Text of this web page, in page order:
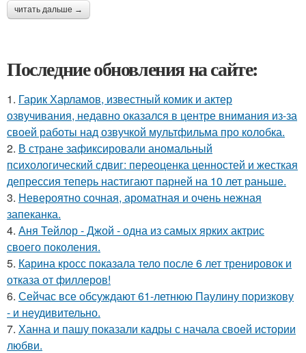
читать дальше →
Последние обновления на сайте:
1. Гарик Харламов, известный комик и актер
озвучивания, недавно оказался в центре внимания из-за
своей работы над озвучкой мультфильма про колобка.
2. В стране зафиксировали аномальный
психологический сдвиг: переоценка ценностей и жесткая
депрессия теперь настигают парней на 10 лет раньше.
3. Невероятно сочная, ароматная и очень нежная
запеканка.
4. Аня Тейлор - Джой - одна из самых ярких актрис
своего поколения.
5. Карина кросс показала тело после 6 лет тренировок и
отказа от филлеров!
6. Сейчас все обсуждают 61-летнюю Паулину поризкову
- и неудивительно.
7. Ханна и пашу показали кадры с начала своей истории
любви.